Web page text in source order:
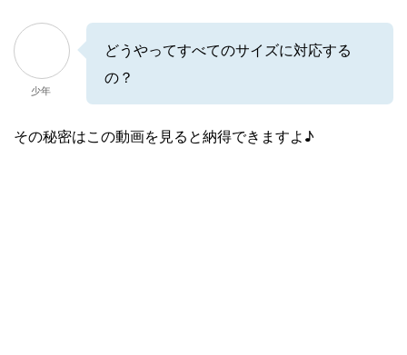
少年
どうやってすべてのサイズに対応する
の？
その秘密はこの動画を見ると納得できますよ♪